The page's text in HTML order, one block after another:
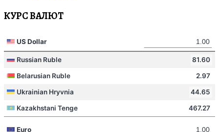
КУРС ВАЛЮТ